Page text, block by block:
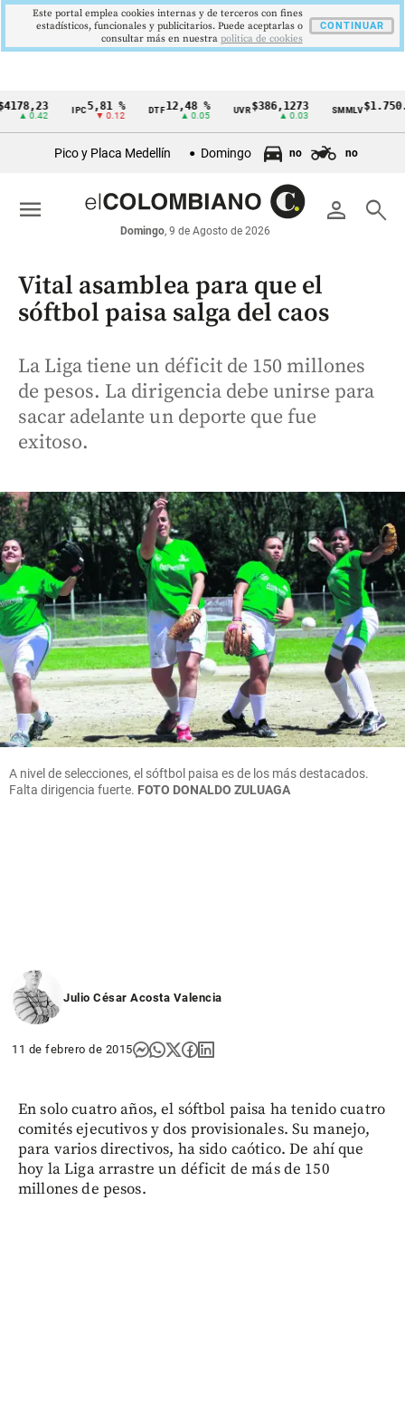
Cintillo
económicos
Colombia
IPC 5,81 %
▼ 0.12
DTF 12,48 %
▲ 0.05
UVR $386,1273
▲ 0.03
SMMLV $1.750.905
Pico y Placa Medellín Domingo no no
person search
Domingo, 9 de Agosto de 2026
menu
Vital asamblea para que el
sóftbol paisa salga del caos
La Liga tiene un déficit de 150 millones
de pesos. La dirigencia debe unirse para
sacar adelante un deporte que fue
exitoso.
A nivel de selecciones, el sóftbol paisa es de los más destacados.
Falta dirigencia fuerte. FOTO DONALDO ZULUAGA
Julio César Acosta Valencia
11 de febrero de 2015
En solo cuatro años, el sóftbol paisa ha tenido cuatro
comités ejecutivos y dos provisionales. Su manejo,
para varios directivos, ha sido caótico. De ahí que
hoy la Liga arrastre un déficit de más de 150
millones de pesos.
Este portal emplea cookies internas y de terceros con fines
estadísticos, funcionales y publicitarios. Puede aceptarlas o
consultar más en nuestra politica de cookies
CONTINUAR